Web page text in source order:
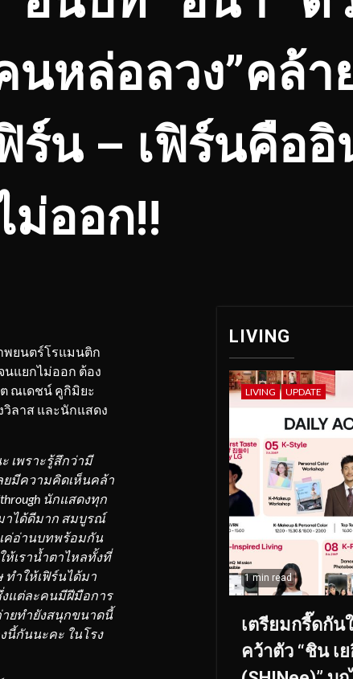
นหล่อลวง”คล้า
ร์น – เฟิร์นคืออิ
ม่ออก!!
พยนตร์โรแมนติก
นแยกไม่ออก ต้อง
ณเดชน์ คูกิมิยะ
ลาส และนักแสดง
เพราะรู้สึกว่ามี
ยมีความคิดเห็นคล้า
นักแสดงทุก
าได้ดีมาก สมบูรณ์
ค่อ่านบทพร้อมกัน
เราน้ำตาไหลทั้งที่
ทำให้เฟิร์นได้มา
แต่ละคนมีฝีมือการ
ยทำยังสนุกขนาดนี้
นี้กันนะคะ ในโรง
LIVING
LIVING UPDATE
1 min read
เตรียมกรี๊ดกัน
คว้าตัว “ชิน เ